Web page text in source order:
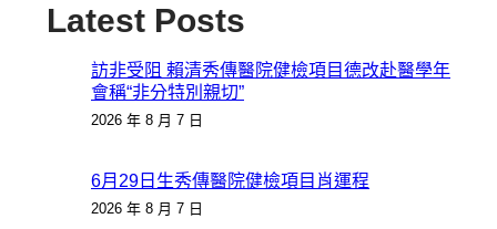
Latest Posts
訪非受阻 賴清秀傳醫院健檢項目德改赴醫學年
會稱“非分特別親切”
2026 年 8 月 7 日
6月29日生秀傳醫院健檢項目肖運程
2026 年 8 月 7 日